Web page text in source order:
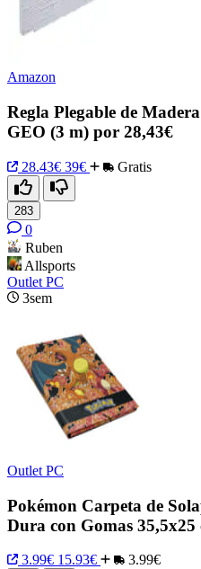
Amazon
Regla Plegable de
GEO (3 m) por 28,43€
28.43€ 39€ Gratis
283
0
Ruben
Allsports
Outlet PC
3sem
Outlet PC
Pokémon Carpeta de
Dura con Gomas
3.99€ 15.93€ 3.99€